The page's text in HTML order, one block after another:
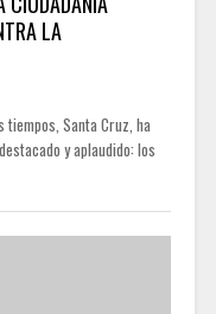
LA
tiempos, Santa Cruz, ha
y aplaudido: los